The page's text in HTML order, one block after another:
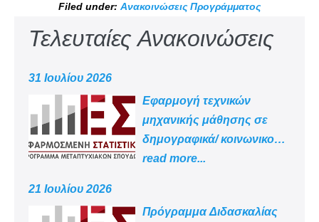
Filed under: Ανακοινώσεις Προγράμματος
Τελευταίες Ανακοινώσεις
31 Ιουλίου 2026
Εφαρμογή τεχνικών
μηχανικής μάθησης σε
δημογραφικά/ κοινωνικο
-οικονομικά δεδομένα
read more...
21 Ιουλίου 2026
Πρόγραμμα Διδασκαλίας